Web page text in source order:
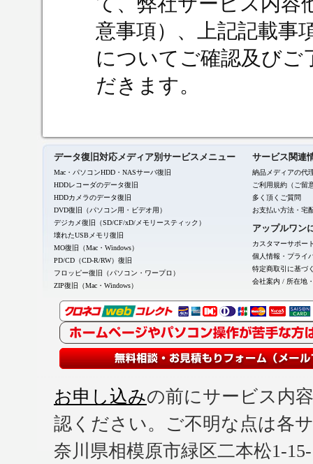
意事項）、上記記載事
についてご確認及び
だきます。
データ復旧対応メディア別サービスメニュー
Mac・パソコンHDD・NASサーバ復旧
HDDレコーダのデータ復旧
HDDカメラのデータ復旧
DVD復旧（パソコン用・ビデオ用）
デジカメ復旧（SD/CF/xD/メモリースティック）
壊れたUSBメモリ復旧
MO復旧（Mac・Windows）
PD/CD（CD-R/RW）復旧
フロッピー復旧（パソコン・ワープロ）
ZIP復旧（Mac・Windows）
サービス関連
納品メディアの代
ご利用規約（ご留
多く頂くご質問
お支払い方法・宅
アップルワン
カスタマーサポー
個人情報・プライ
特定商取引に基づ
会社案内 / 所在地
お申し込みの前にサービス内
認ください。ご不明な点は各
奈川県相模原市緑区二本松1-